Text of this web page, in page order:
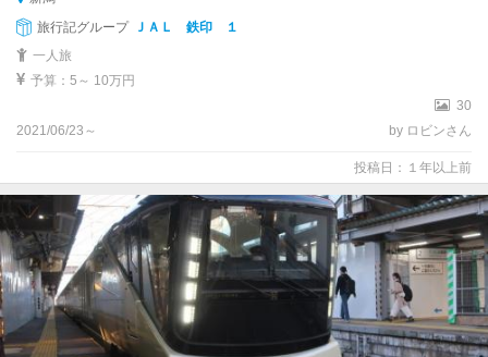
旅行記グループ
ＪＡＬ 鉄印 １
一人旅
予算：5～ 10万円
30
2021/06/23～
by ロビンさん
投稿日：１年以上前